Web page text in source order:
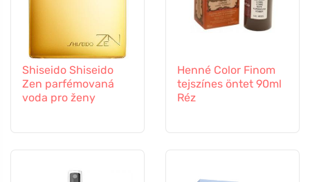
Shiseido Shiseido
Zen parfémovaná
voda pro ženy
Henné Color Finom
tejszínes öntet 90ml
Réz